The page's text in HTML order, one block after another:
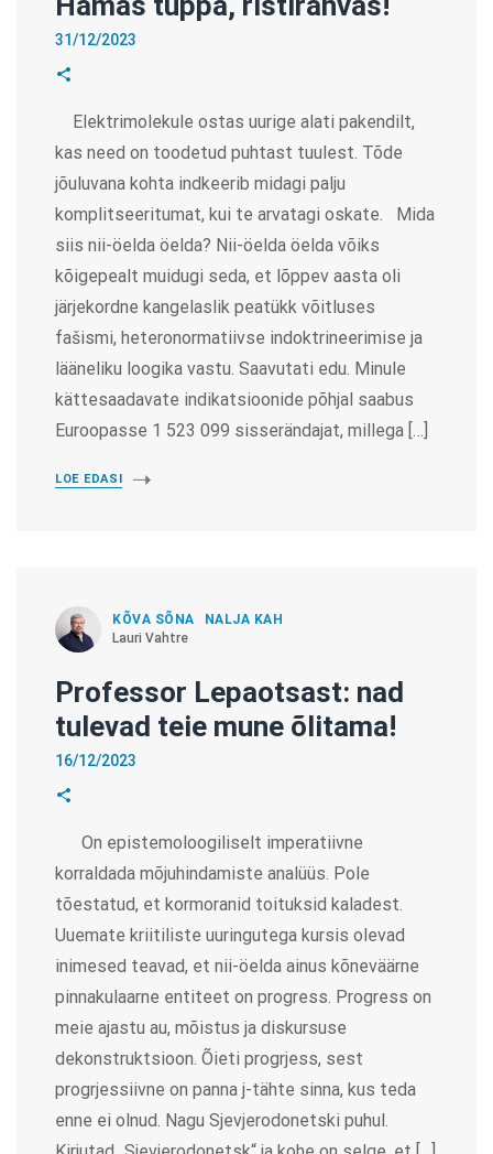
31/12/2023
Elektrimolekule ostas uurige alati pakendilt,
kas need on toodetud puhtast tuulest. Tõde
jõuluvana kohta indkeerib midagi palju
komplitseeritumat, kui te arvatagi oskate. Mida
siis nii-öelda öelda? Nii-öelda öelda võiks
kõigepealt muidugi seda, et lõppev aasta oli
järjekordne kangelaslik peatükk võitluses
fašismi, heteronormatiivse indoktrineerimise ja
lääneliku loogika vastu. Saavutati edu. Minule
kättesaadavate indikatsioonide põhjal saabus
Euroopasse 1 523 099 sisserändajat, millega […]
LOE EDASI
KÕVA SÕNA
NALJA KAH
Lauri Vahtre
Professor Lepaotsast: nad
tulevad teie mune õlitama!
16/12/2023
On epistemoloogiliselt imperatiivne
korraldada mõjuhindamiste analüüs. Pole
tõestatud, et kormoranid toituksid kaladest.
Uuemate kriitiliste uuringutega kursis olevad
inimesed teavad, et nii-öelda ainus kõneväärne
pinnakulaarne entiteet on progress. Progress on
meie ajastu au, mõistus ja diskursuse
dekonstruktsioon. Õieti progrjess, sest
progrjessiivne on panna j-tähte sinna, kus teda
enne ei olnud. Nagu Sjevjerodonetski puhul.